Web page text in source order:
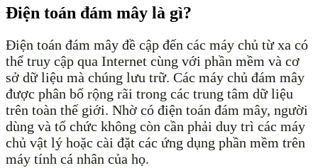
Điện toán đám mây là gì?
Điện toán đám mây đề cập đến các máy chủ từ xa có
thể truy cập qua Internet cùng với phần mềm và cơ
sở dữ liệu mà chúng lưu trữ. Các máy chủ đám mây
được phân bố rộng rãi trong các trung tâm dữ liệu
trên toàn thế giới. Nhờ có điện toán đám mây, người
dùng và tổ chức không còn cần phải duy trì các máy
chủ vật lý hoặc cài đặt các ứng dụng phần mềm trên
máy tính cá nhân của họ.